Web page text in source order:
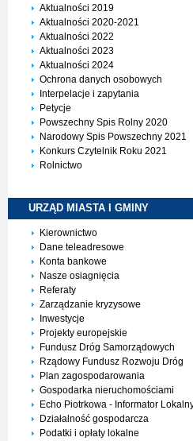
Aktualności 2019
Aktualności 2020-2021
Aktualności 2022
Aktualności 2023
Aktualności 2024
Ochrona danych osobowych
Interpelacje i zapytania
Petycje
Powszechny Spis Rolny 2020
Narodowy Spis Powszechny 2021
Konkurs Czytelnik Roku 2021
Rolnictwo
URZĄD MIASTA I GMINY
Kierownictwo
Dane teleadresowe
Konta bankowe
Nasze osiagnięcia
Referaty
Zarządzanie kryzysowe
Inwestycje
Projekty europejskie
Fundusz Dróg Samorządowych
Rządowy Fundusz Rozwoju Dróg
Plan zagospodarowania
Gospodarka nieruchomościami
Echo Piotrkowa - Informator
Działalność gospodarcza
Podatki i opłaty lokalne